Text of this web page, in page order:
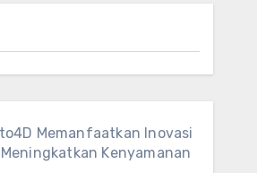
Memanfaatkan Inovasi
Kenyamanan